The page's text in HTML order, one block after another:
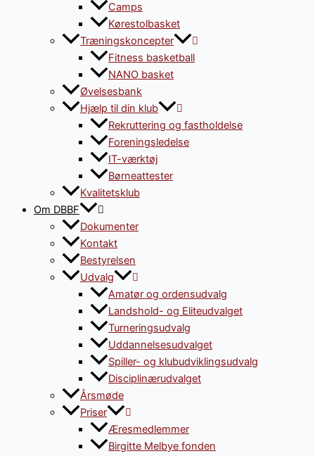
Camps
Kørestolbasket
Træningskoncepter
Fitness basketball
NANO basket
Øvelsesbank
Hjælp til din klub
Rekruttering og fastholdelse
Foreningsledelse
IT-værktøj
Børneattester
Kvalitetsklub
Om DBBF
Dokumenter
Kontakt
Bestyrelsen
Udvalg
Amatør og ordensudvalg
Landshold- og Eliteudvalget
Turneringsudvalg
Uddannelsesudvalget
Spiller- og klubudviklingsudvalg
Disciplinærudvalget
Årsmøde
Priser
Æresmedlemmer
Birgitte Melbye fonden